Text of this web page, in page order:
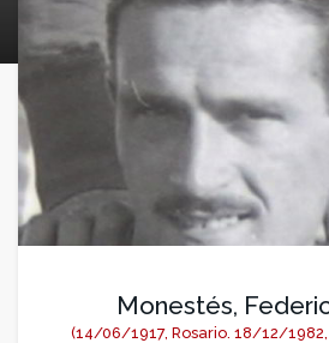
Monestés,
(14/06/1917, Rosario. 18/12/